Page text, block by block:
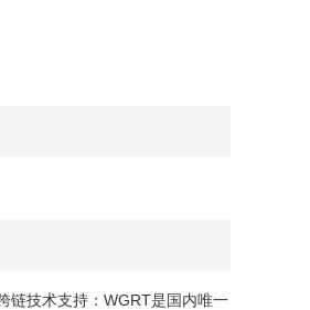
链技术支持：WGRT是国内唯一